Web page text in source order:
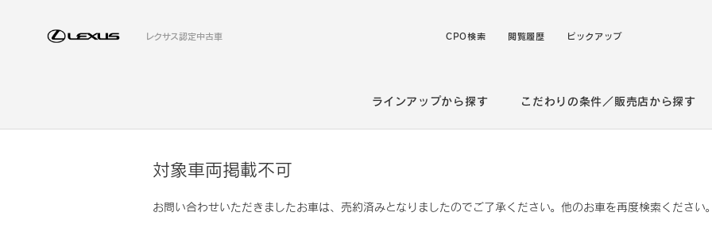
レクサス認定中古車 CPO検索 閲覧履歴 ピックアップ
ラインアップから探す こだわりの条件／販売店から探す
対象車両掲載不可
お問い合わせいただきましたお車は、売約済みとなりましたのでご了承ください。他のお車を再度検索ください